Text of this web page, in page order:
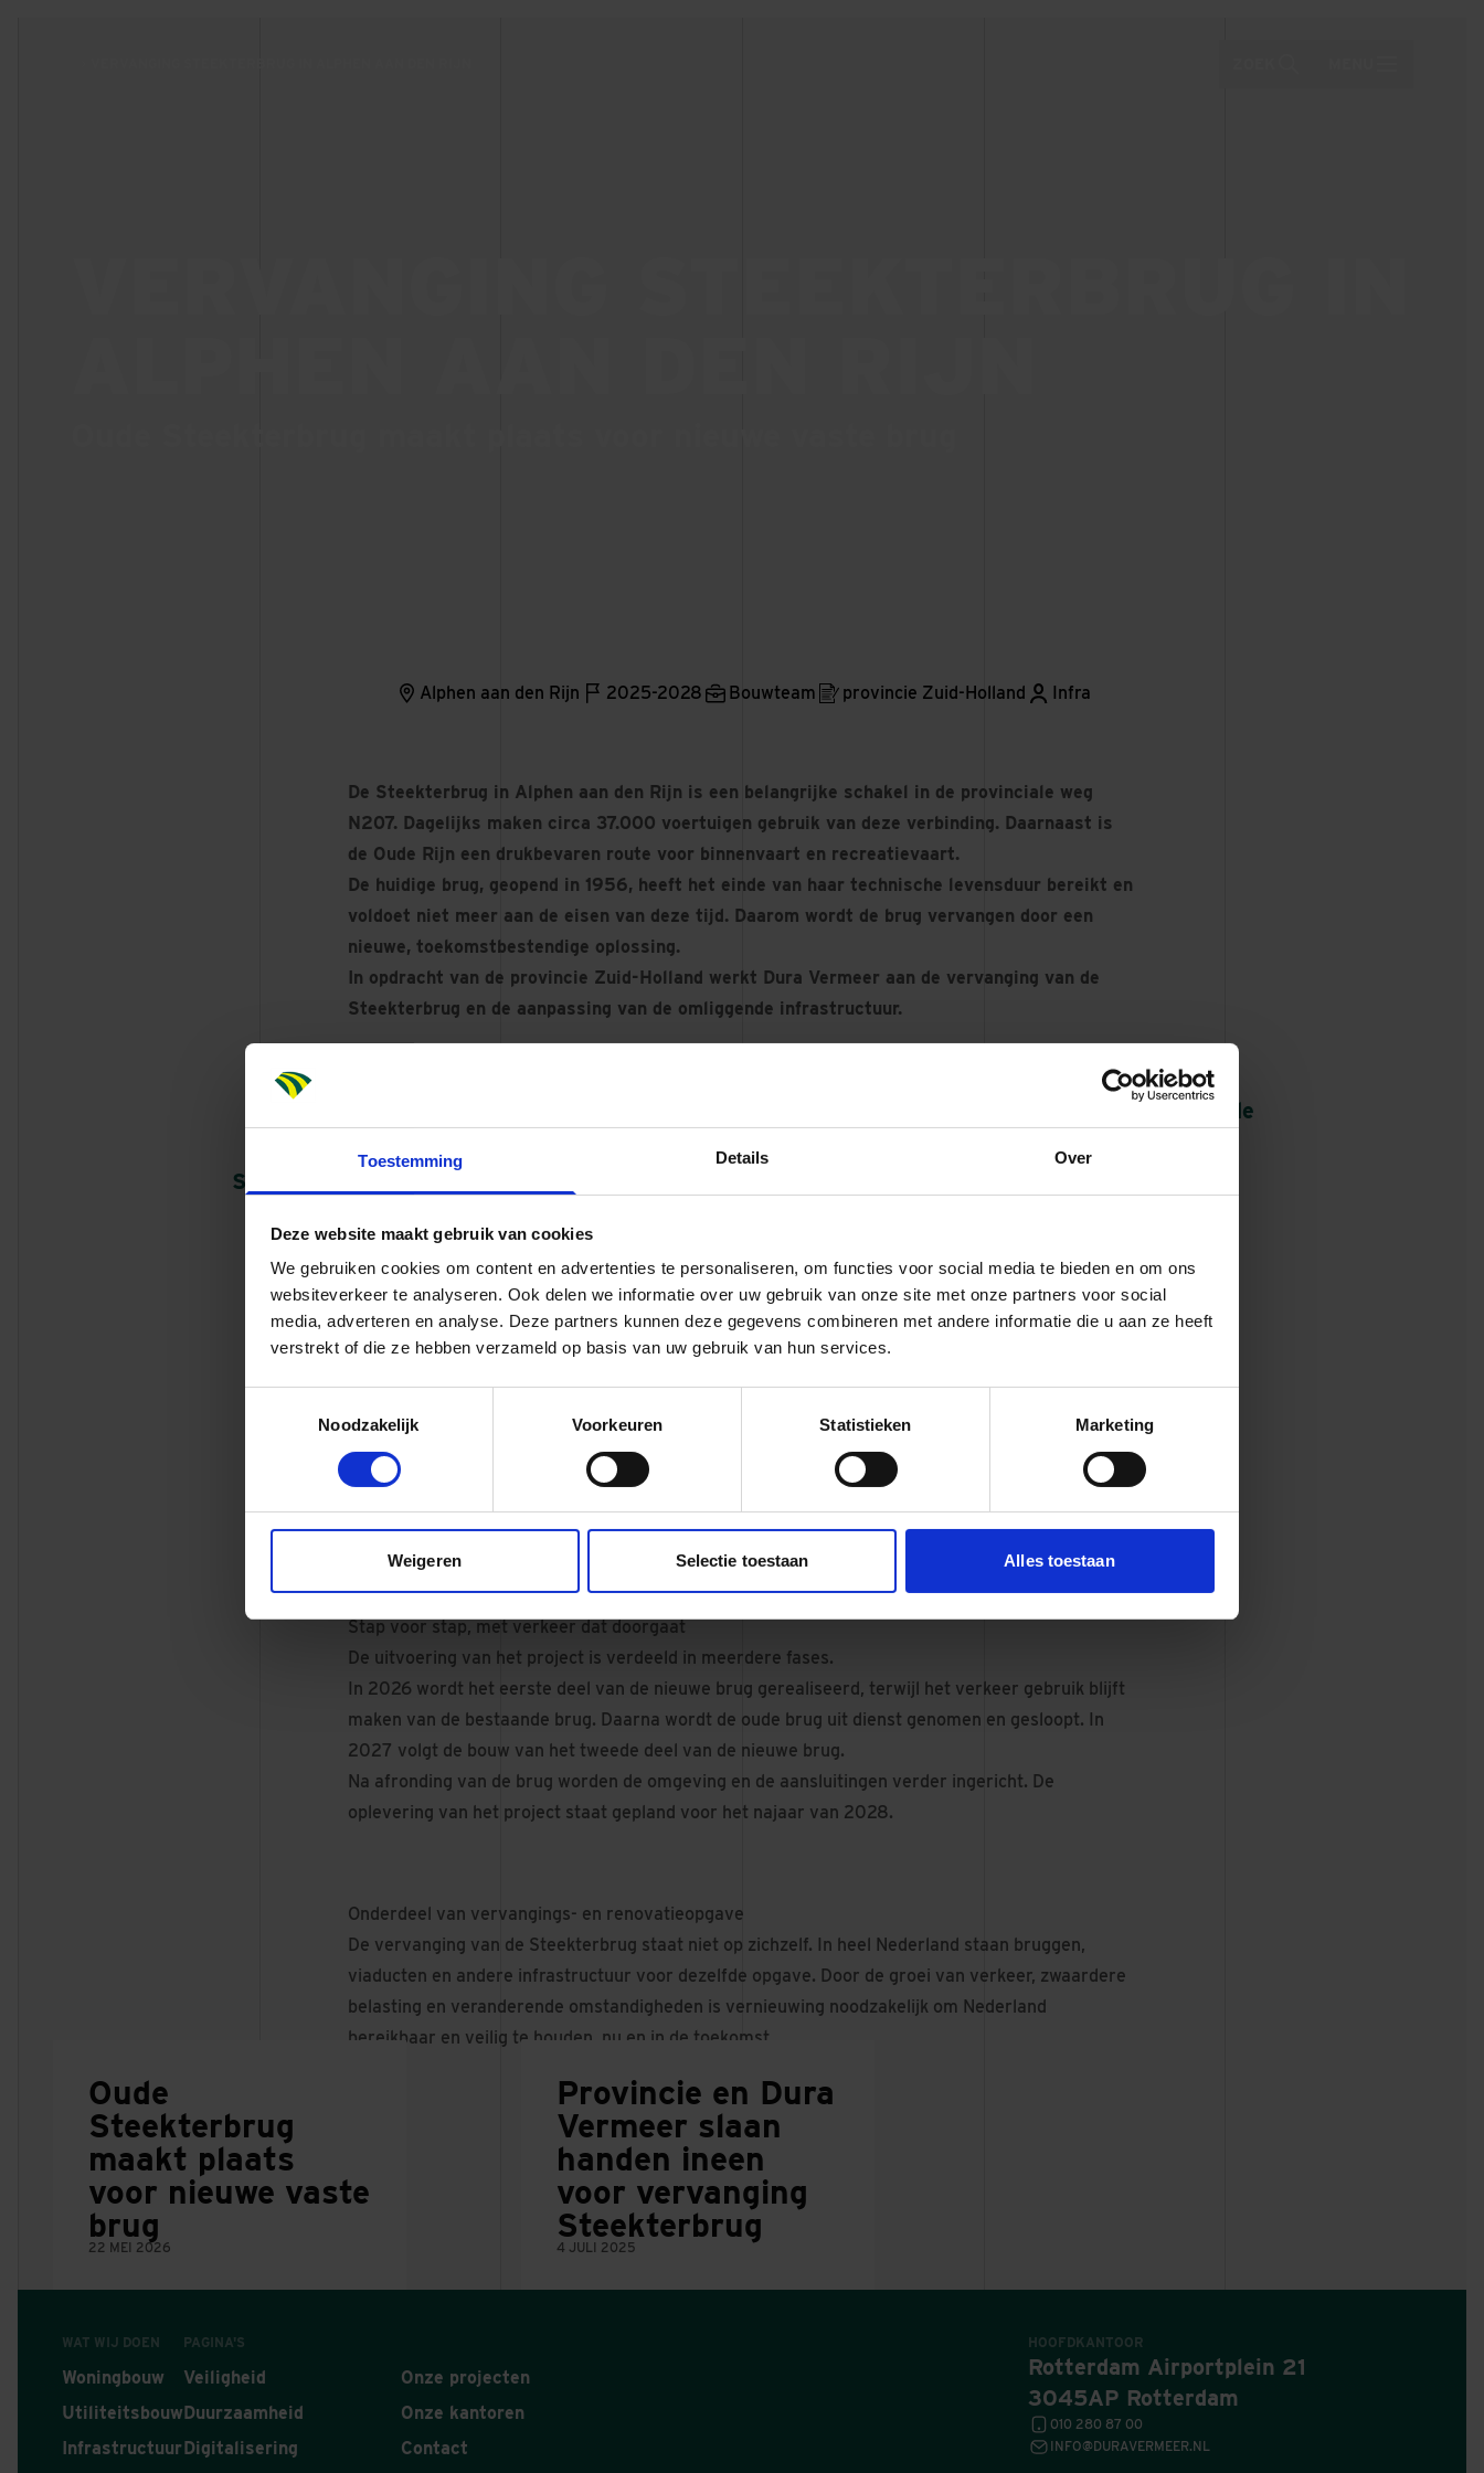
Toestemming Details Over
Deze website maakt gebruik van cookies
We gebruiken cookies om content en advertenties te personaliseren, om functies voor social media te bieden en om ons
websiteverkeer te analyseren. Ook delen we informatie over uw gebruik van onze site met onze partners voor social
media, adverteren en analyse. Deze partners kunnen deze gegevens combineren met andere informatie die u aan ze heeft
verstrekt of die ze hebben verzameld op basis van uw gebruik van hun services.
Noodzakelijk
Voorkeuren Statistieken Marketing
Weigeren Selectie toestaan Alles toestaan
Alphen aan den Rijn 2025-2028 Bouwteam provincie Zuid-Holland Infra
De Steekterbrug in Alphen aan den Rijn is een belangrijke schakel in de provinciale weg
N207. Dagelijks maken circa 37.000 voertuigen gebruik van deze verbinding. Daarnaast is
de Oude Rijn een drukbevaren route voor binnenvaart en recreatievaart.
De huidige brug, geopend in 1956, heeft het einde van haar technische levensduur bereikt en
voldoet niet meer aan de eisen van deze tijd. Daarom wordt de brug vervangen door een
nieuwe, toekomstbestendige oplossing.
In opdracht van de provincie Zuid-Holland werkt Dura Vermeer aan de vervanging van de
Steekterbrug en de aanpassing van de omliggende infrastructuur.
Illustratie van de nieuwe
Steekterbrug over de Oude Rijn
Illustratie luchtaanzicht van de
Oude Rijn
Van ontwerp naar uitvoering
vroeg stadium, waardoor kennis van ontwerp en uitvoering direct kon worden gecombineerd.
In deze fase is gewerkt aan een robuust en uitvoerbaar ontwerp, met oog voor de complexe
omgeving, de technische uitdagingen en de impact op de omgeving. Door deze aanpak is een
sterke basis gelegd voor de uitvoering van het project.
Stap voor stap, met verkeer dat doorgaat
De uitvoering van het project is verdeeld in meerdere fases.
In 2026 wordt het eerste deel van de nieuwe brug gerealiseerd, terwijl het verkeer gebruik blijft
maken van de bestaande brug. Daarna wordt de oude brug uit dienst genomen en gesloopt. In
2027 volgt de bouw van het tweede deel van de nieuwe brug.
Na afronding van de brug worden de omgeving en de aansluitingen verder ingericht. De
oplevering van het project staat gepland voor het najaar van 2028.
Onderdeel van vervangings- en renovatieopgave
De vervanging van de Steekterbrug staat niet op zichzelf. In heel Nederland staan bruggen,
viaducten en andere infrastructuur voor dezelfde opgave. Door de groei van verkeer, zwaardere
belasting en veranderende omstandigheden is vernieuwing noodzakelijk om Nederland
bereikbaar en veilig te houden, nu en in de toekomst.
Oude
Steekterbrug
maakt plaats
voor nieuwe vaste
brug
22 MEI 2026
Provincie en Dura
Vermeer slaan
handen ineen
voor vervanging
Steekterbrug
4 JULI 2025
WAT WIJ DOEN
Woningbouw
Utiliteitsbouw
Infrastructuur
PAGINA'S
Veiligheid
Duurzaamheid
Digitalisering
Onze projecten
Onze kantoren
Contact
HOOFDKANTOOR
Rotterdam Airportplein 21
3045AP Rotterdam
010 280 87 00
INFO@DURAVERMEER.NL